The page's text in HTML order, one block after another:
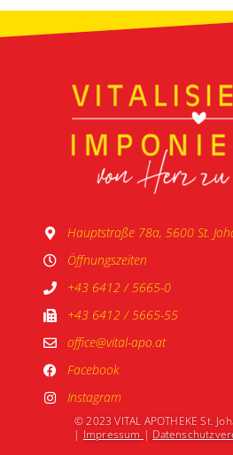
Hauptstraße 78a, 5600 St.
Öffnungszeiten
+43 6412 / 5665-0
+43 6412 / 5665-55
office@vital-apo.at
Facebook
Instagram
© 2023 VITAL APOTHEKE St.
| Impressum |